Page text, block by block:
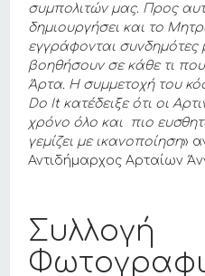
συμπολιτών μας. Προς
δημιουργήσει και το
εγγράφονται
βοηθήσουν σε κάθε τι
Άρτα. Η συμμετοχή του
Do It κατέδειξε ότι οι
χρόνο όλο και πιο
γεμίζει με ικανοποίηση»
Αντιδήμαρχος Αρταίων
Συλλογή